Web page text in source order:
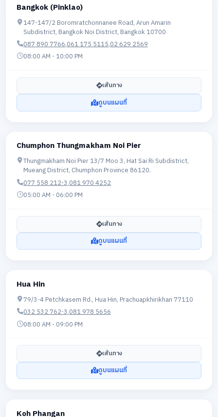
Bangkok (Pinklao)
147-147/2 Boromratchonnanee Road, Arun Amarin
Subdistrict, Bangkok Noi District, Bangkok 10700
087 890 7766,061 175 5115,02 629 2569
08:00 AM - 10:00 PM
เส้นทาง
ดูบนแผนที่
Chumphon Thungmakham Noi Pier
Thungmakham Noi Pier 13/7 Moo 3, Hat Sai Ri Subdistrict,
Mueang District, Chumphon Province 86120.
077 558 212-3,081 970 4252
05:00 AM - 06:00 PM
เส้นทาง
ดูบนแผนที่
Hua Hin
79/3-4 Petchkasem Rd., Hua Hin, Prachuapkhirikhan 77110
032 532 762-3,081 978 5656
08:00 AM - 09:00 PM
เส้นทาง
ดูบนแผนที่
Koh Phangan